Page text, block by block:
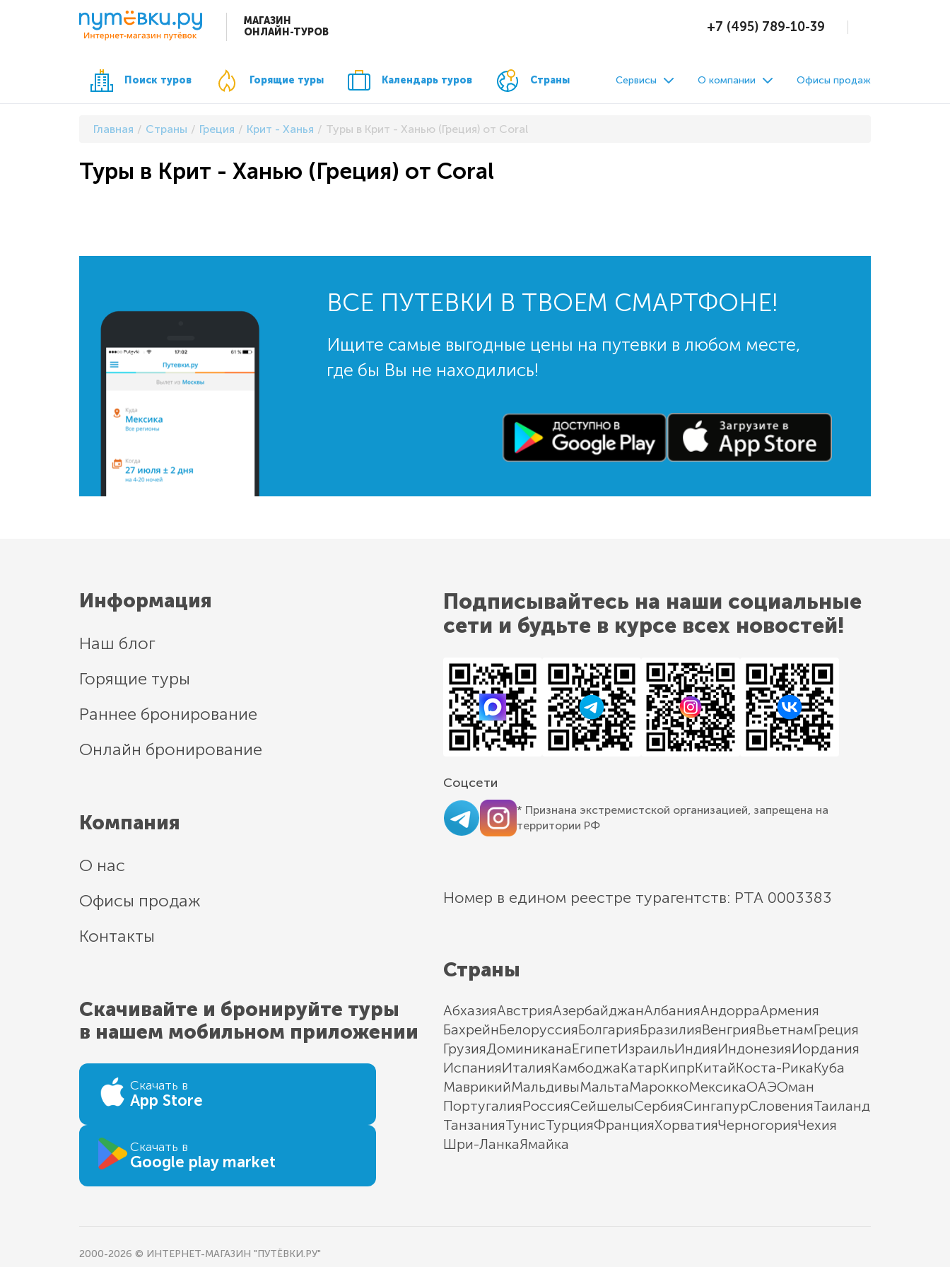
МАГАЗИН
ОНЛАЙН-ТУРОВ
+7 (495) 789-10-39
Поиск туров Горящие туры Календарь туров Страны Сервисы О компании Офисы продаж
Главная Страны Греция Крит - Ханья Туры в Крит - Ханью (Греция) от Coral
Туры в Крит - Ханью (Греция) от Coral
ВСЕ ПУТЕВКИ В ТВОЕМ СМАРТФОНЕ!
Ищите самые выгодные цены на путевки в любом месте,
где бы Вы не находились!
Информация
Наш блог
Горящие туры
Раннее бронирование
Онлайн бронирование
Компания
О нас
Офисы продаж
Контакты
Скачивайте и бронируйте туры
в нашем мобильном приложении
Скачать в
App Store
Скачать в
Google play market
Подписывайтесь на наши социальные
сети и будьте в курсе всех новостей!
Соцсети
* Признана экстремистской организацией, запрещена на
территории РФ
Номер в едином реестре турагентств: РТА 0003383
Страны
АбхазияАвстрияАзербайджанАлбанияАндорраАрмения
БахрейнБелоруссияБолгарияБразилияВенгрияВьетнамГреция
ГрузияДоминиканаЕгипетИзраильИндияИндонезияИордания
ИспанияИталияКамбоджаКатарКипрКитайКоста-РикаКуба
МаврикийМальдивыМальтаМароккоМексикаОАЭОман
ПортугалияРоссияСейшелыСербияСингапурСловенияТаиланд
ТанзанияТунисТурцияФранцияХорватияЧерногорияЧехия
Шри-ЛанкаЯмайка
2000-2026 © ИНТЕРНЕТ-МАГАЗИН "ПУТЁВКИ.РУ"